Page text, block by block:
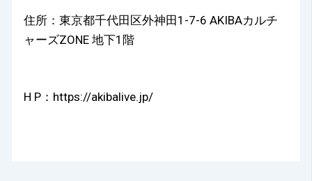
住所：東京都千代田区外神田1-7-6 AKIBAカルチ
ャーズZONE 地下1階
H P： https://akibalive.jp/